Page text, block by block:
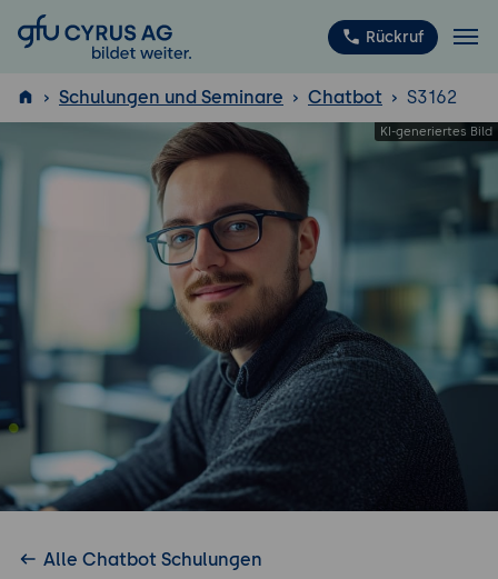
GFU Cyrus AG Rückruf
ISTQB
Schulungen und Seminare Chatbot S3162
Alle Chatbot Schulungen